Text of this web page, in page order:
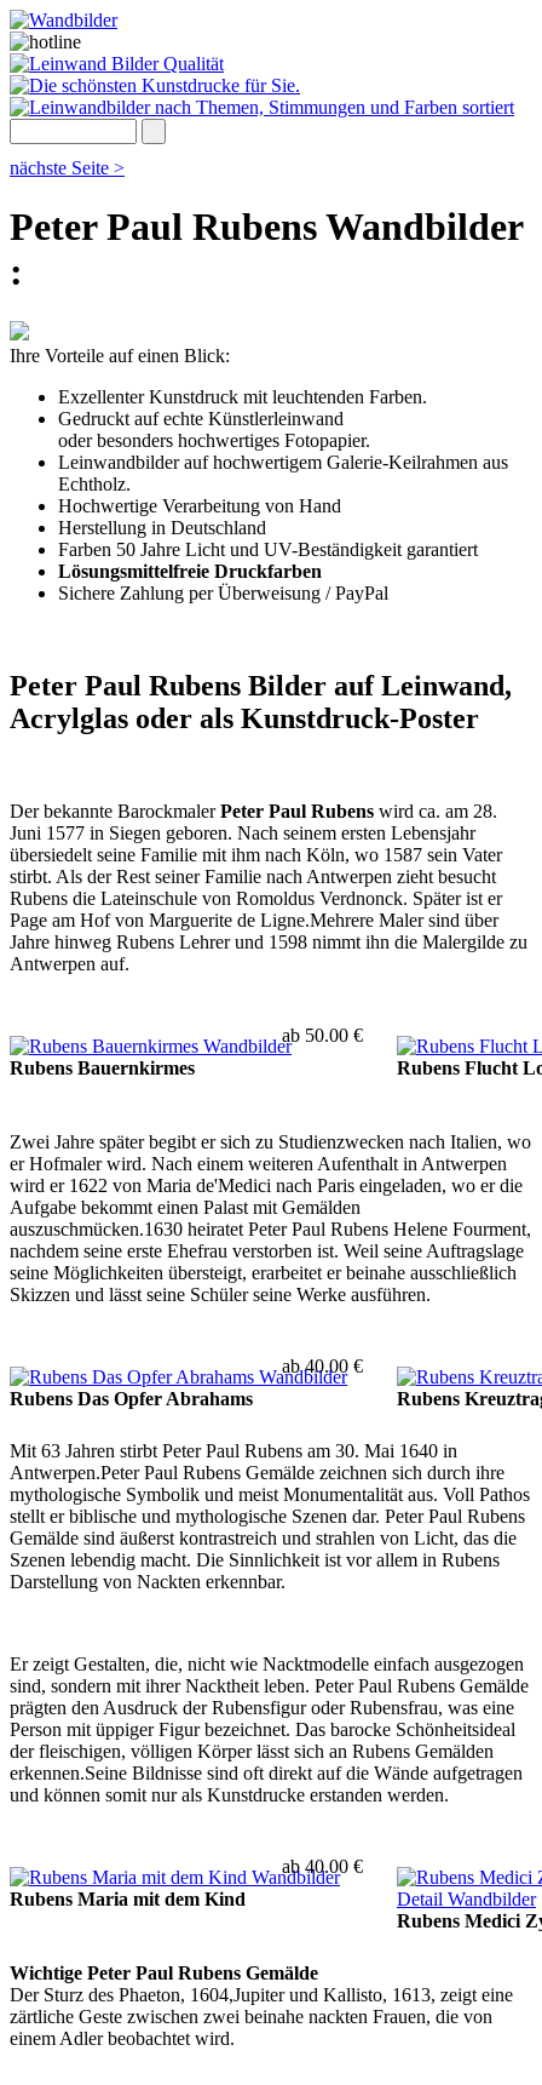
nächste Seite >
Peter Paul Rubens Wandbilder
:
Ihre Vorteile auf einen Blick:
Exzellenter Kunstdruck mit leuchtenden Farben.
Gedruckt auf echte Künstlerleinwand
oder besonders hochwertiges Fotopapier.
Leinwandbilder auf hochwertigem Galerie-Keilrahmen aus
Echtholz.
Hochwertige Verarbeitung von Hand
Herstellung in Deutschland
Farben 50 Jahre Licht und UV-Beständigkeit garantiert
Lösungsmittelfreie Druckfarben
Sichere Zahlung per Überweisung / PayPal
Peter Paul Rubens Bilder auf Leinwand,
Acrylglas oder als Kunstdruck-Poster
Der bekannte BarockmalerPeter Paul Rubens wird ca. am 28.
Juni 1577 in Siegen geboren. Nach seinem ersten Lebensjahr
übersiedelt seine Familie mit ihm nach Köln, wo 1587 sein Vater
stirbt. Als der Rest seiner Familie nach Antwerpen zieht besucht
Rubens die Lateinschule von Romoldus Verdnonck. Später ist er
Page am Hof von Marguerite de Ligne.Mehrere Maler sind über
Jahre hinweg Rubens Lehrer und 1598 nimmt ihn die Malergilde zu
Antwerpen auf.
Rubens Bauernkirmes
ab 50.00 €
Rubens Flucht
Zwei Jahre später begibt er sich zu Studienzwecken nach Italien, wo
er Hofmaler wird. Nach einem weiteren Aufenthalt in Antwerpen
wird er 1622 von Maria de'Medici nach Paris eingeladen, wo er die
Aufgabe bekommt einen Palast mit Gemälden
auszuschmücken.1630 heiratet Peter Paul Rubens Helene Fourment,
nachdem seine erste Ehefrau verstorben ist. Weil seine Auftragslage
seine Möglichkeiten übersteigt, erarbeitet er beinahe ausschließlich
Skizzen und lässt seine Schüler seine Werke ausführen.
Rubens Das Opfer Abrahams
ab 40.00 €
Rubens
Mit 63 Jahren stirbt Peter Paul Rubens am 30. Mai 1640 in
Antwerpen.Peter Paul Rubens Gemälde zeichnen sich durch ihre
mythologische Symbolik und meist Monumentalität aus. Voll Pathos
stellt er biblische und mythologische Szenen dar. Peter Paul Rubens
Gemälde sind äußerst kontrastreich und strahlen von Licht, das die
Szenen lebendig macht. Die Sinnlichkeit ist vor allem in Rubens
Darstellung von Nackten erkennbar.
Er zeigt Gestalten, die, nicht wie Nacktmodelle einfach ausgezogen
sind, sondern mit ihrer Nacktheit leben. Peter Paul Rubens Gemälde
prägten den Ausdruck der Rubensfigur oder Rubensfrau, was eine
Person mit üppiger Figur bezeichnet. Das barocke Schönheitsideal
der fleischigen, völligen Körper lässt sich an Rubens Gemälden
erkennen.Seine Bildnisse sind oft direkt auf die Wände aufgetragen
und können somit nur als Kunstdrucke erstanden werden.
Rubens Maria mit dem Kind
ab 40.00 €
Rubens Medici
Wichtige Peter Paul Rubens Gemälde
Der Sturz des Phaeton, 1604,Jupiter und Kallisto, 1613, zeigt eine
zärtliche Geste zwischen zwei beinahe nackten Frauen, die von
einem Adler beobachtet wird.